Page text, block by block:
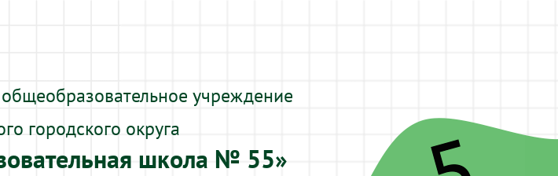
учреждение
городского округа
школа № 55»